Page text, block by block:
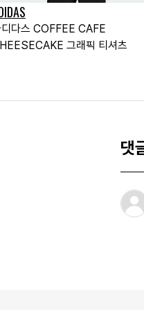
다스 COFFEE CAFE
그래픽 티셔츠
댓